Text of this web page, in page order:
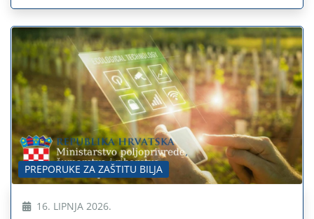
PREPORUKE ZA ZAŠTITU BILJA
16. LIPNJA 2026.